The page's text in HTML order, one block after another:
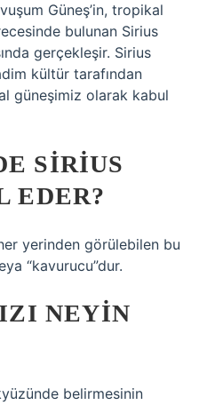
Güneş’in, tropikal
bulunan Sirius
gerçekleşir. Sirius
kültür tarafından
güneşimiz olarak kabul
SIRIUS
EDER?
yerinden görülebilen bu
“kavurucu”dur.
NEYIN
belirmesinin